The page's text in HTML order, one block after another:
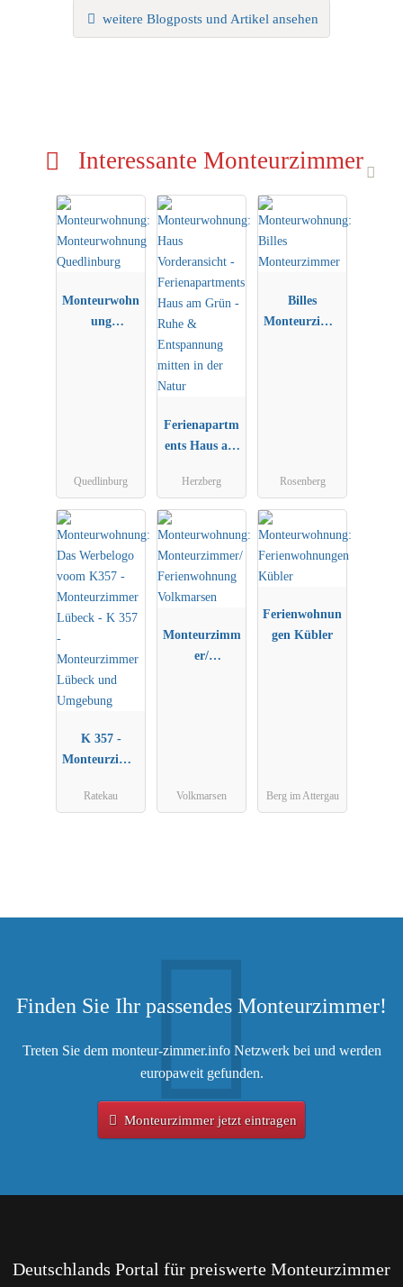
weitere Blogposts und Artikel ansehen
Interessante Monteurzimmer
Monteurwohn
ung
Quedlinburg
Ferienapartm
ents Haus am
&
Entspannung
mitten in der
Natur
Herzberg
Billes
Monteurzimm
Rosenberg
K 357 -
Monteurzimm
und
Ratekau
Monteurzimm
er/
Volkmarsen
Ferienwohnun
gen Kübler
Berg im Attergau
Finden Sie Ihr passendes Monteurzimmer!
Treten Sie dem monteur-zimmer.info Netzwerk bei und werden
europaweit gefunden.
Monteurzimmer jetzt eintragen
Deutschlands Portal für preiswerte Monteurzimmer